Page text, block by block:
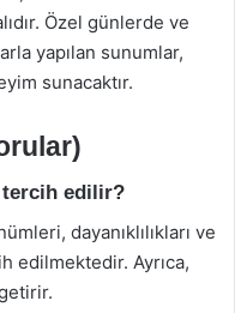
Özel günlerde ve
yapılan sunumlar,
sunacaktır.
tercih edilir?
dayanıklılıkları ve
edilmektedir. Ayrıca,